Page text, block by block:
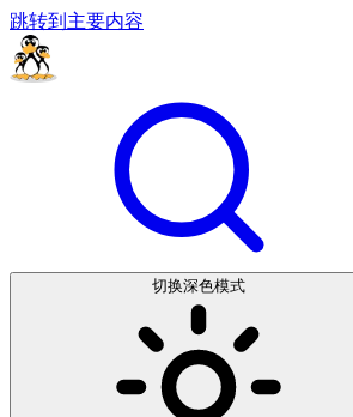
跳转到主要内容
切换深色模式